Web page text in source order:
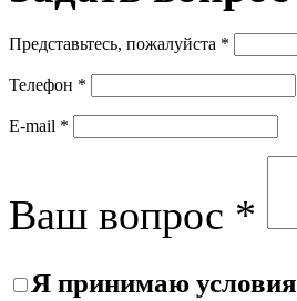
Представьтесь, пожалуйста *
Телефон *
E-mail *
Ваш вопрос *
Я принимаю условия